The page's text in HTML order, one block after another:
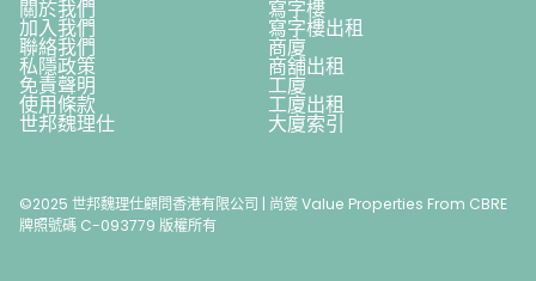
關於我們 寫字樓
加入我們 寫字樓出租
聯絡我們 商廈
私隱政策 商舖出租
免責聲明 工廈
使用條款 工廈出租
世邦魏理仕 大廈索引
©2025 世邦魏理仕顧問香港有限公司 | 尚簽 Value Properties From CBRE
牌照號碼 C-093779 版權所有